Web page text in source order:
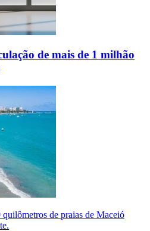
de mais de 1 milhão
de praias de Maceió